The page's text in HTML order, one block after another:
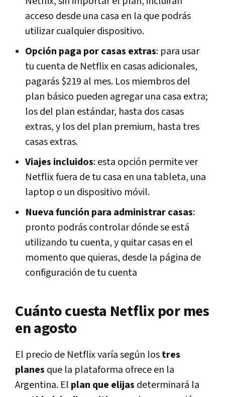
acceso desde una casa en la que podrás
utilizar cualquier dispositivo.
Opción paga por casas extras: para usar
tu cuenta de Netflix en casas adicionales,
pagarás $219 al mes. Los miembros del
plan básico pueden agregar una casa extra;
los del plan estándar, hasta dos casas
extras, y los del plan premium, hasta tres
casas extras.
Viajes incluidos: esta opción permite ver
Netflix fuera de tu casa en una tableta, una
laptop o un dispositivo móvil.
Nueva función para administrar casas:
pronto podrás controlar dónde se está
utilizando tu cuenta, y quitar casas en el
momento que quieras, desde la página de
configuración de tu cuenta
Cuánto cuesta Netflix por mes
en agosto
El precio de Netflix varía según lostres
planes que la plataforma ofrece en la
Argentina. El plan que elijas determinará la